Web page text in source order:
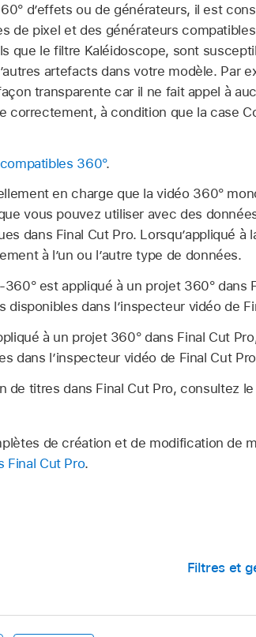
d’effets ou de générateurs, il est
de pixel et des générateurs
que le filtre Kaléidoscope, sont
artefacts dans votre modèle. Par
transparente car il ne fait appel à
correctement, à condition que la case
360°.
en charge que la vidéo 360°
vous pouvez utiliser avec des
dans Final Cut Pro. Lorsqu’appliqué à
à l’un ou l’autre type de données.
est appliqué à un projet 360° dans
dans l’inspecteur vidéo de
à un projet 360° dans Final Cut
dans l’inspecteur vidéo de Final Cut
de titres dans Final Cut Pro, consultez le
de création et de modification de
Final Cut Pro.
Filtres et